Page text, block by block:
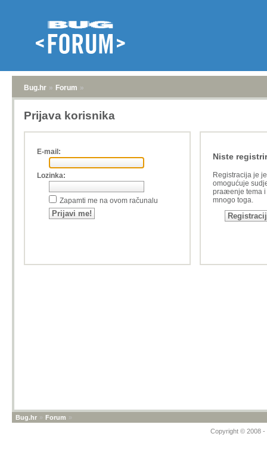
Bug.hr » Forum »
Prijava korisnika
E-mail:
Lozinka:
Zapamti me na ovom računalu
Niste
Registracija je
omogućuje
praæenje tema i
mnogo toga.
Bug.hr » Forum »
Copyright © 2008 -